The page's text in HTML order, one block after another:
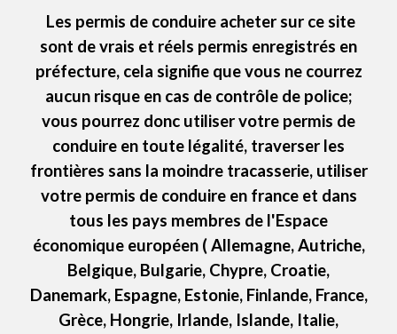
Les permis de conduire acheter sur ce site
sont de vrais et réels permis enregistrés en
préfecture, cela signifie que vous ne courrez
aucun risque en cas de contrôle de police;
vous pourrez donc utiliser votre permis de
conduire en toute légalité, traverser les
frontières sans la moindre tracasserie, utiliser
votre permis de conduire en france et dans
tous les pays membres de l'Espace
économique européen ( Allemagne, Autriche,
Belgique, Bulgarie, Chypre, Croatie,
Danemark, Espagne, Estonie, Finlande, France,
Grèce, Hongrie, Irlande, Islande, Italie,